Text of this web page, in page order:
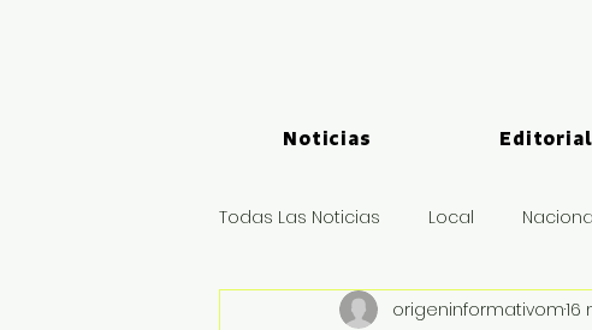
Noticias
Todas Las Noticias Local
Logística y Puertos Deportes
origeninformativom16